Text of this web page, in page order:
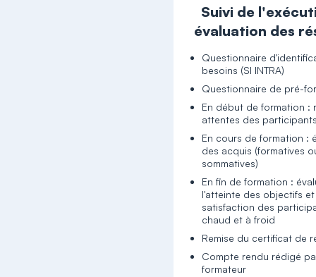
Suivi de
évaluation des
Questionnaire
besoins (SI INTRA)
Questionnaire de pré-
En début de formation :
attentes des
En cours de formation :
des acquis (formatives
sommatives)
En fin de formation :
l'atteinte des objectifs
satisfaction des
chaud et à froid
Remise du certificat de
Compte rendu rédigé
formateur